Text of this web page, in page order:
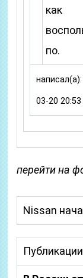
как
по.
03-20 20:53
перейти на
Nissan